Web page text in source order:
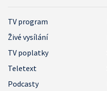
TV program
Živé vysílání
TV poplatky
Teletext
Podcasty